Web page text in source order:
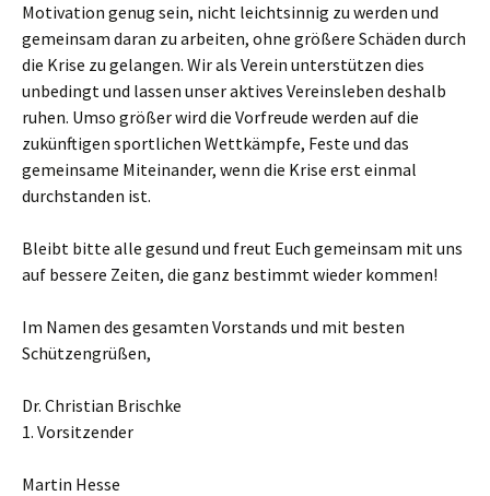
Motivation genug sein, nicht leichtsinnig zu werden und
gemeinsam daran zu arbeiten, ohne größere Schäden durch
die Krise zu gelangen. Wir als Verein unterstützen dies
unbedingt und lassen unser aktives Vereinsleben deshalb
ruhen. Umso größer wird die Vorfreude werden auf die
zukünftigen sportlichen Wettkämpfe, Feste und das
gemeinsame Miteinander, wenn die Krise erst einmal
durchstanden ist.
Bleibt bitte alle gesund und freut Euch gemeinsam mit uns
auf bessere Zeiten, die ganz bestimmt wieder kommen!
Im Namen des gesamten Vorstands und mit besten
Schützengrüßen,
Dr. Christian Brischke
1. Vorsitzender
Martin Hesse